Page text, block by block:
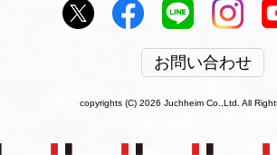
お問い合わせ
copyrights (C) 2026 Juchheim Co.,Ltd. All